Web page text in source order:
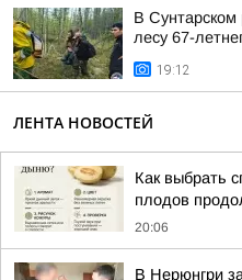
В Сунтарском
лесу 67-
19:12
ЛЕНТА НОВОСТЕЙ
Как выбрать
плодов
20:06
В Нерюнгри